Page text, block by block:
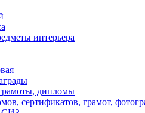
интерьера
дипломы
сертификатов, грамот,